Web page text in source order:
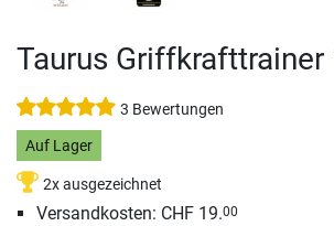
Taurus Griffkrafttrainer
3 Bewertungen
Auf Lager
2x ausgezeichnet
Versandkosten: CHF 19.00